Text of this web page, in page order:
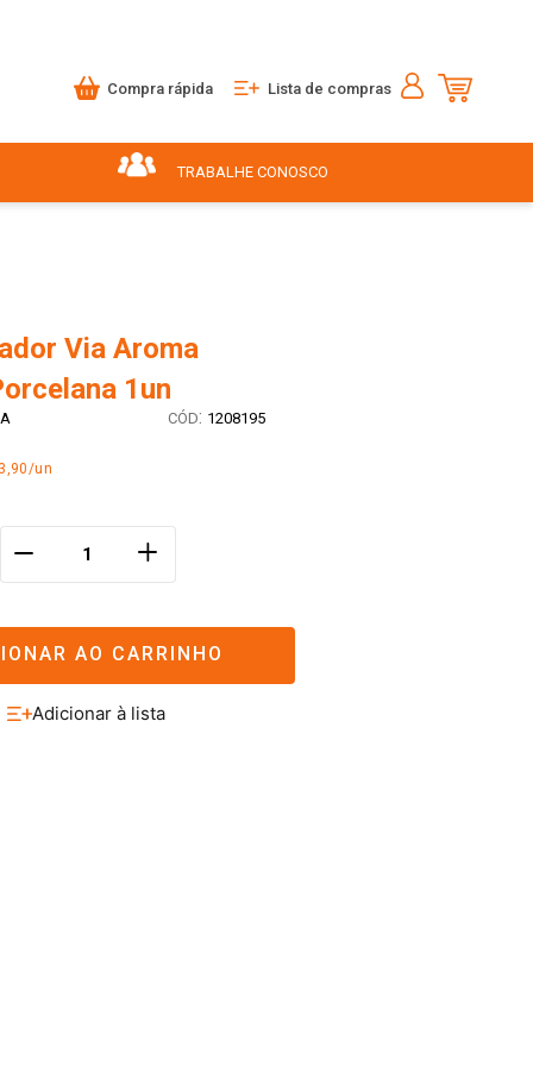
Compra rápida Lista de compras
TRABALHE CONOSCO
Via Aroma
1un
: 1208195
un
＋
AO CARRINHO